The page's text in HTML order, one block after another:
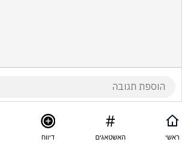
ראשי האשטאגים דיווח